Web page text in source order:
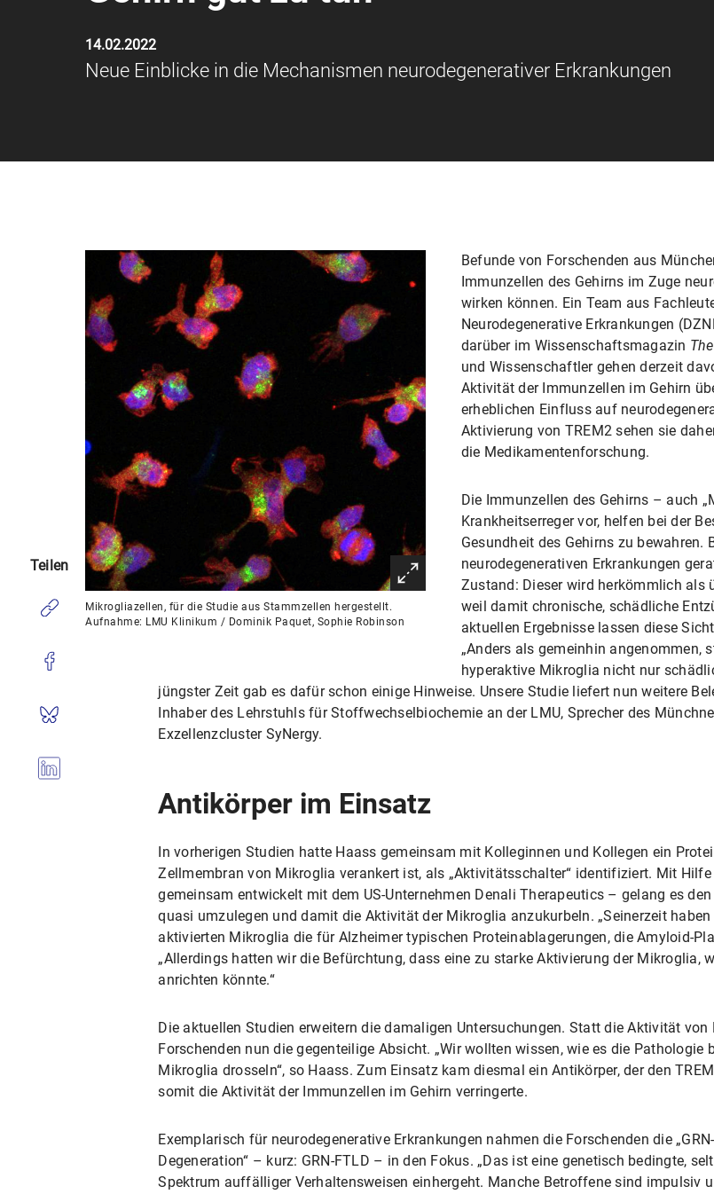
14.02.2022
Neue Einblicke in die Mechanismen neurodegenerativer Erkrankungen
Mikrogliazellen, für die Studie aus Stammzellen hergestellt.
Aufnahme: LMU Klinikum / Dominik Paquet, Sophie Robinson
Befunde von Forschenden aus
Immunzellen des Gehirns im Zuge
wirken können. Ein Team aus
Neurodegenerative Erkrankungen
darüber im Wissenschaftsmagazin
und Wissenschaftler gehen derzeit
Aktivität der Immunzellen im Gehirn
erheblichen Einfluss auf
Aktivierung von TREM2 sehen sie
die Medikamentenforschung.
Die Immunzellen des Gehirns – auch
Krankheitserreger vor, helfen bei der
Gesundheit des Gehirns zu bewahren.
neurodegenerativen Erkrankungen
Zustand: Dieser wird herkömmlich als
weil damit chronische, schädliche
aktuellen Ergebnisse lassen diese
„Anders als gemeinhin angenommen,
hyperaktive Mikroglia nicht nur
jüngster Zeit gab es dafür schon einige Hinweise. Unsere Studie liefert nun weitere
Inhaber des Lehrstuhls für Stoffwechselbiochemie an der LMU, Sprecher des
Exzellenzcluster SyNergy.
Antikörper im Einsatz
In vorherigen Studien hatte Haass gemeinsam mit Kolleginnen und Kollegen ein
Zellmembran von Mikroglia verankert ist, als „Aktivitätsschalter“ identifiziert. Mit
gemeinsam entwickelt mit dem US-Unternehmen Denali Therapeutics – gelang es
quasi umzulegen und damit die Aktivität der Mikroglia anzukurbeln. „Seinerzeit
aktivierten Mikroglia die für Alzheimer typischen Proteinablagerungen, die Amyloid-
„Allerdings hatten wir die Befürchtung, dass eine zu starke Aktivierung der Mikroglia,
anrichten könnte.“
Die aktuellen Studien erweitern die damaligen Untersuchungen. Statt die Aktivität
Forschenden nun die gegenteilige Absicht. „Wir wollten wissen, wie es die
Mikroglia drosseln“, so Haass. Zum Einsatz kam diesmal ein Antikörper, der den
somit die Aktivität der Immunzellen im Gehirn verringerte.
Exemplarisch für neurodegenerative Erkrankungen nahmen die Forschenden die
Degeneration“ – kurz: GRN-FTLD ­– in den Fokus. „Das ist eine genetisch bedingte,
Spektrum auffälliger Verhaltensweisen einhergeht. Manche Betroffene sind impulsiv
Teilen